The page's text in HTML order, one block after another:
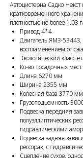
Автоцистерна Садко
кратковременного
плотностью не более 1,03
Привод 4*4
Двигатель ЯМЗ-
воспламенением от
Экологический класс
Ко-во посадочных
Длина 6270 мм
Ширина 2355 мм
Колесная база 3770 мм
Грузоподьемность
Подвеска передняя
полуэллиптических
гидравлическими
Подвеска задняя
рессорах, с
Сцепление сухое,